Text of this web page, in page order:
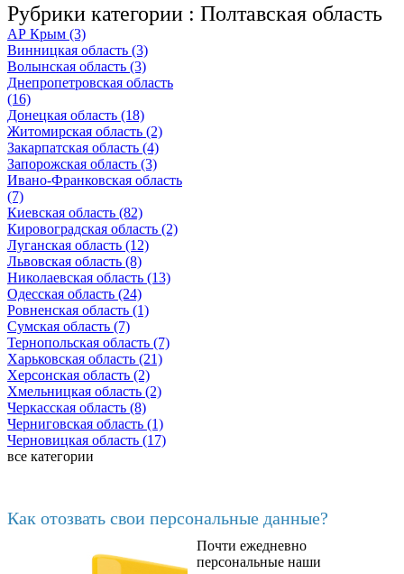
Рубрики категории : Полтавская область
АР Крым (3)
Винницкая область (3)
Волынская область (3)
Днепропетровская область
(16)
Донецкая область (18)
Житомирская область (2)
Закарпатская область (4)
Запорожская область (3)
Ивано-Франковская область
(7)
Киевская область (82)
Кировоградская область (2)
Луганская область (12)
Львовская область (8)
Николаевская область (13)
Одесская область (24)
Ровненская область (1)
Сумская область (7)
Тернопольская область (7)
Харьковская область (21)
Херсонская область (2)
Хмельницкая область (2)
Черкасская область (8)
Черниговская область (1)
Черновицкая область (17)
все категории
Как отозвать свои персональные данные?
Почти ежедневно
персональные наши